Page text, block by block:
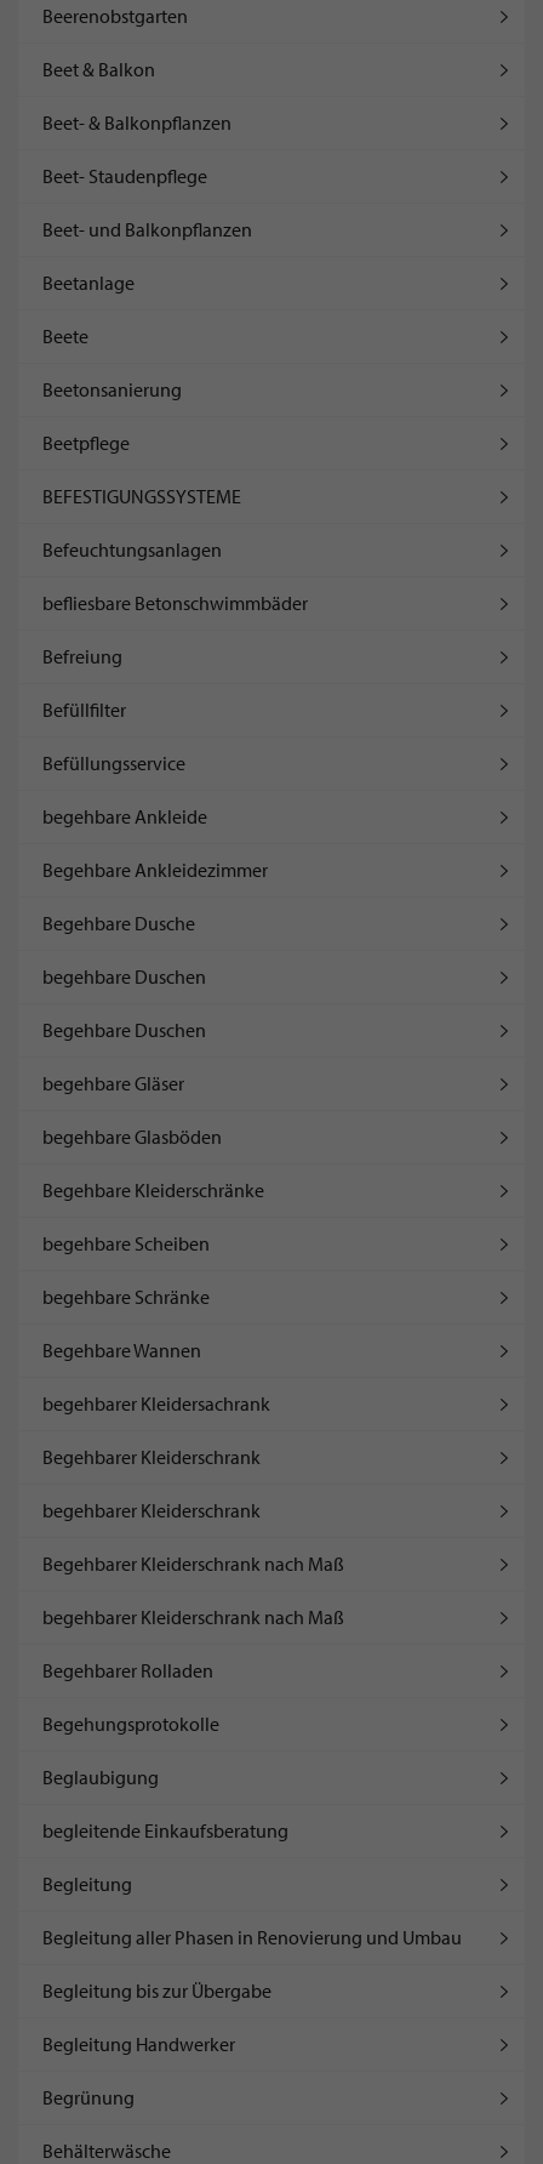
Beerenobstgarten
Beet & Balkon
Beet- & Balkonpflanzen
Beet- Staudenpflege
Beet- und Balkonpflanzen
Beetanlage
Beete
Beetonsanierung
Beetpflege
BEFESTIGUNGSSYSTEME
Befeuchtungsanlagen
befliesbare Betonschwimmbäder
Befreiung
Befüllfilter
Befüllungsservice
begehbare Ankleide
Begehbare Ankleidezimmer
Begehbare Dusche
begehbare Duschen
Begehbare Duschen
begehbare Gläser
begehbare Glasböden
Begehbare Kleiderschränke
begehbare Scheiben
begehbare Schränke
Begehbare Wannen
begehbarer Kleidersachrank
Begehbarer Kleiderschrank
begehbarer Kleiderschrank
Begehbarer Kleiderschrank nach Maß
begehbarer Kleiderschrank nach Maß
Begehbarer Rolladen
Begehungsprotokolle
Beglaubigung
begleitende Einkaufsberatung
Begleitung
Begleitung aller Phasen in Renovierung und Umbau
Begleitung bis zur Übergabe
Begleitung Handwerker
Begrünung
Behälterwäsche